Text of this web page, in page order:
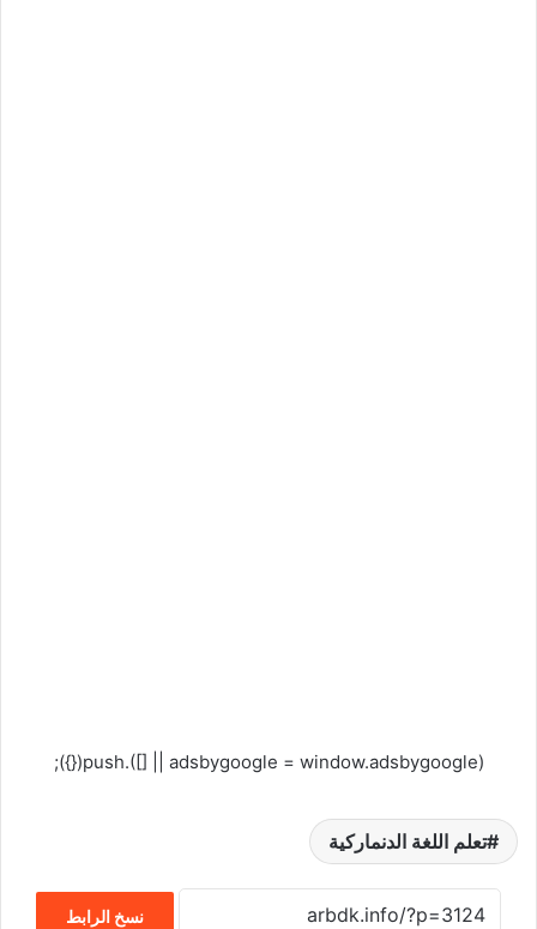
(adsbygoogle = window.adsbygoogle || []).push({});
تعلم اللغة الدنماركية
نسخ الرابط